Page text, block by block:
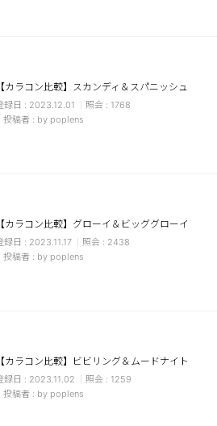
【カラコン比較】スカンディ＆スパニッシュ
2023.12.01
1768
by poplens
【カラコン比較】グローイ＆ビッググローイ
2023.11.17
2438
by poplens
【カラコン比較】ビビリング＆ムードナイト
2023.11.02
1259
by poplens